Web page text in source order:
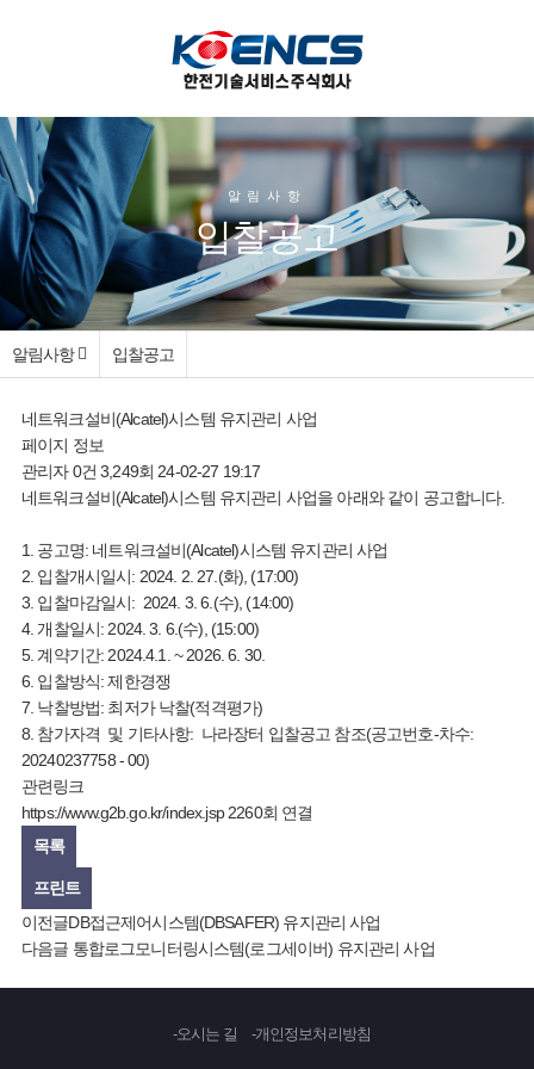
알림사항
입찰공고
알림사항 입찰공고
네트워크설비(Alcatel)시스템 유지관리 사업
페이지 정보
관리자 0건 3,249회 24-02-27 19:17
네트워크설비(Alcatel)시스템 유지관리 사업을 아래와 같이 공고합니다.
1. 공고명: 네트워크설비(Alcatel)시스템 유지관리 사업
2. 입찰개시일시: 2024. 2. 27.(화), (17:00)
3. 입찰마감일시: 2024. 3. 6.(수), (14:00)
4. 개찰일시: 2024. 3. 6.(수), (15:00)
5. 계약기간: 2024.4.1. ~ 2026. 6. 30.
6. 입찰방식: 제한경쟁
7. 낙찰방법: 최저가 낙찰(적격평가)
8. 참가자격 및 기타사항: 나라장터 입찰공고 참조(공고번호-차수:
20240237758 - 00)
관련링크
https://www.g2b.go.kr/index.jsp 2260회 연결
목록
프린트
이전글DB접근제어시스템(DBSAFER) 유지관리 사업
다음글 통합로그모니터링시스템(로그세이버) 유지관리 사업
오시는 길 개인정보처리방침